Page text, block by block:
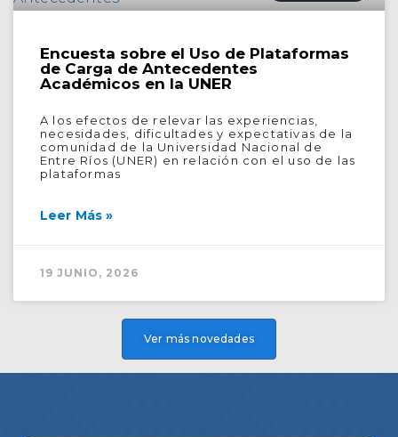
Encuesta sobre el Uso de Plataformas
de Carga de Antecedentes
Académicos en la UNER
A los efectos de relevar las experiencias,
necesidades, dificultades y expectativas de la
comunidad de la Universidad Nacional de
Entre Ríos (UNER) en relación con el uso de las
plataformas
Leer Más »
19 JUNIO, 2026
Ver más novedades